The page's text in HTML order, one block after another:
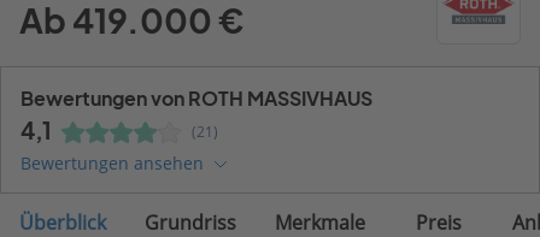
Ab 419.000 €
Bewertungen von ROTH MASSIVHAUS
4,1 (21)
Bewertungen ansehen
Überblick Grundriss Merkmale Preis